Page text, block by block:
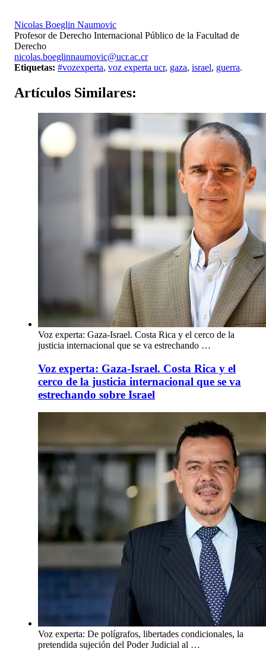
Nicolas Boeglin Naumovic
Profesor de Derecho Internacional Público de la Facultad de
Derecho
nicolas.boeglinnaumovic@ucr.ac.cr
Etiquetas: #vozexperta, voz experta ucr, gaza, israel, guerra.
Artículos Similares:
Voz experta: Gaza-Israel. Costa Rica y el cerco de la
justicia internacional que se va estrechando …
Voz experta: Gaza-Israel. Costa Rica y el
cerco de la justicia internacional que se va
estrechando sobre Israel
Voz experta: De polígrafos, libertades condicionales, la
pretendida sujeción del Poder Judicial al …